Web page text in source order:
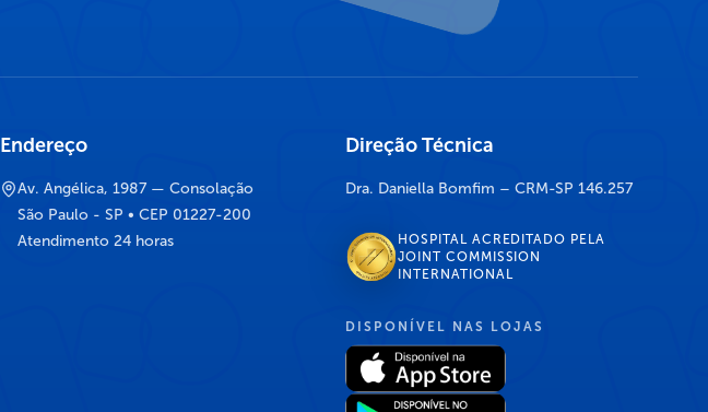
Endereço
Av. Angélica, 1987 — Consolação
São Paulo - SP • CEP 01227-200
Atendimento 24 horas
Direção Técnica
Dra. Daniella Bomfim – CRM-SP 146.257
HOSPITAL ACREDITADO PELA
JOINT COMMISSION
INTERNATIONAL
DISPONÍVEL NAS LOJAS